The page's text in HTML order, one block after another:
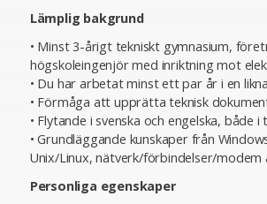
Lämplig bakgrund
• Minst 3-årigt tekniskt gymnasium,
högskoleingenjör med inriktning mot
• Du har arbetat minst ett par år i en
• Förmåga att upprätta teknisk
• Flytande i svenska och engelska, både
• Grundläggande kunskaper från
Unix/Linux, nätverk/förbindelser/modem
Personliga egenskaper